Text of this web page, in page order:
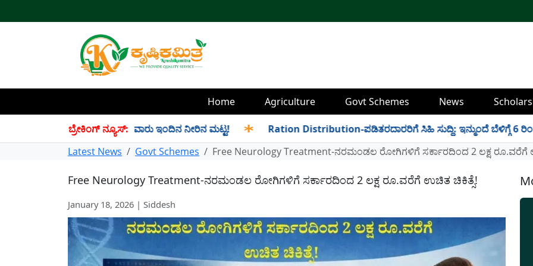
Home Agriculture Govt Schemes News
ಬ್ರೇಕಿಂಗ್ ನ್ಯೂಸ್:
ಸಂಗ್ರಹ! ಇಲ್ಲಿದೆ ಡ್ಯಾಂವಾರು ಇಂದಿನ ನೀರಿನ ಮಟ್ಟ! ✱ Ration Distribution-ಪಡಿತರದಾರರಿಗೆ ಸಿಹಿ ಸುದ್ದಿ: ಇನ್ಮುಂದೆ ಬೆಳಿಗ್ಗೆ 6 ರಿಂದ
Latest News
Govt Schemes Free Neurology Treatment-ನರಮಂಡಲ ರೋಗಿಗಳಿಗೆ ಸರ್ಕಾರದಿಂದ 2 ಲಕ್ಷ ರೂ.ವರೆಗೆ
Free Neurology Treatment-ನರಮಂಡಲ ರೋಗಿಗಳಿಗೆ ಸರ್ಕಾರದಿಂದ 2 ಲಕ್ಷ ರೂ.ವರೆಗೆ ಉಚಿತ ಚಿಕಿತ್ಸೆ!
January 18, 2026 | Siddesh